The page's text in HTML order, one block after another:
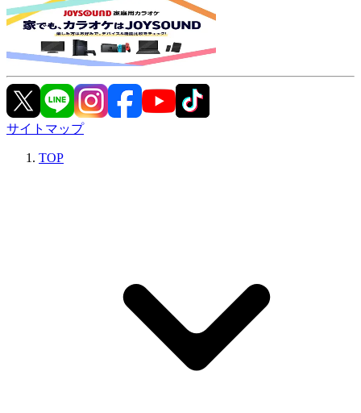
サイトマップ
TOP